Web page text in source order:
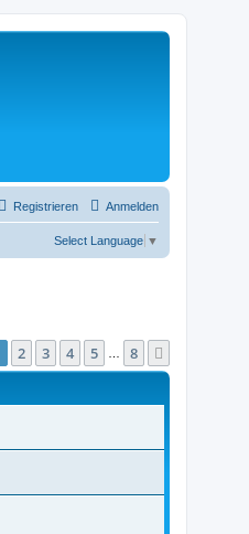
Anmelden
Registrieren
Select Language ▼
von8
2 3 4 5 8